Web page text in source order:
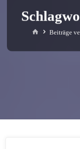
StartBeiträge